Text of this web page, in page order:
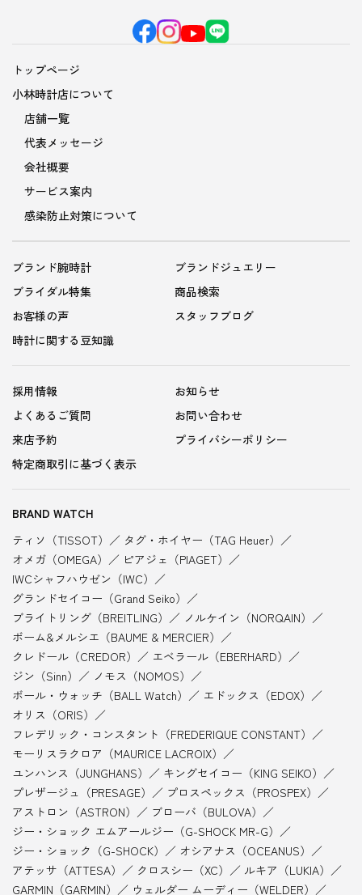
トップページ
小林時計店について
店舗一覧
代表メッセージ
会社概要
サービス案内
感染防止対策について
ブランド腕時計
ブランドジュエリー
ブライダル特集
商品検索
お客様の声
スタッフブログ
時計に関する豆知識
採用情報
お知らせ
よくあるご質問
お問い合わせ
来店予約
プライバシーポリシー
特定商取引に基づく表示
BRAND WATCH
ティソ（TISSOT）
タグ・ホイヤー（TAG Heuer）
オメガ（OMEGA）
ピアジェ（PIAGET）
IWCシャフハウゼン（IWC）
グランドセイコー（Grand Seiko）
ブライトリング（BREITLING）
ノルケイン（NORQAIN）
ボーム&メルシエ（BAUME & MERCIER）
クレドール（CREDOR）
エベラール（EBERHARD）
ジン（Sinn）
ノモス（NOMOS）
ボール・ウォッチ（BALL Watch）
エドックス（EDOX）
オリス（ORIS）
フレデリック・コンスタント（FREDERIQUE CONSTANT）
モーリスラクロア（MAURICE LACROIX）
ユンハンス（JUNGHANS）
キングセイコー（KING SEIKO）
プレザージュ（PRESAGE）
プロスペックス（PROSPEX）
アストロン（ASTRON）
ブローバ（BULOVA）
ジー・ショック エムアールジー（G-SHOCK MR-G）
ジー・ショック（G-SHOCK）
オシアナス（OCEANUS）
アテッサ（ATTESA）
クロスシー（XC）
ルキア（LUKIA）
GARMIN（GARMIN）
ウェルダー ムーディー（WELDER）